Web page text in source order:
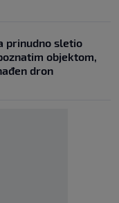
prinudno sletio
objektom,
dron